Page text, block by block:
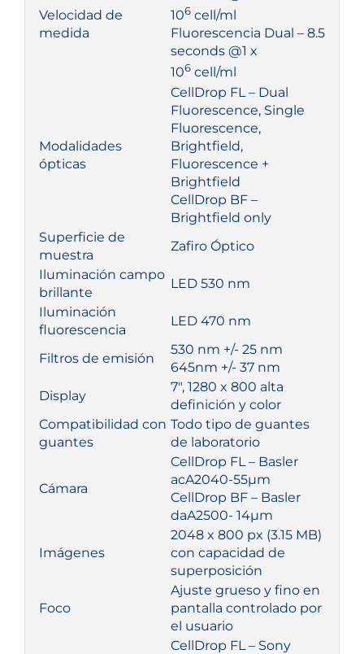
Velocidad de
medida
106cell/ml
Fluorescencia Dual – 8.5
seconds @1 x
106cell/ml
Modalidades
ópticas
CellDrop FL – Dual
Fluorescence, Single
Fluorescence,
Brightfield,
Fluorescence +
Brightfield
CellDrop BF –
Brightfield only
Superficie de
muestra
Zafiro Óptico
Iluminación campo
brillante
LED 530 nm
Iluminación
fluorescencia
LED 470 nm
Filtros de emisión
530 nm +/- 25 nm
645nm +/- 37 nm
Display
7″, 1280 x 800 alta
definición y color
Compatibilidad con
guantes
Todo tipo de guantes
de laboratorio
Cámara
CellDrop FL – Basler
acA2040-55µm
CellDrop BF – Basler
daA2500- 14µm
Imágenes
2048 x 800 px (3.15 MB)
con capacidad de
superposición
Foco
Ajuste grueso y fino en
pantalla controlado por
el usuario
CellDrop FL – Sony